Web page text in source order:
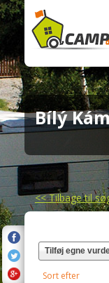
Bílý
<<Tilbage til
Tilføj egne
Sort efter